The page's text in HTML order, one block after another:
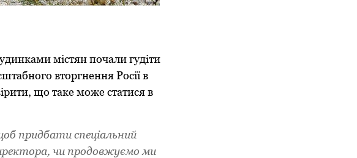
містян почали гудіти
вторгнення Росії в
що таке може статися в
придбати спеціальний
чи продовжуємо ми